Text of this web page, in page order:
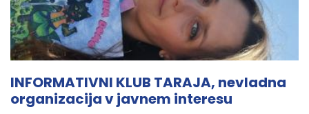
INFORMATIVNI KLUB TARAJA, nevladna
organizacija v javnem interesu